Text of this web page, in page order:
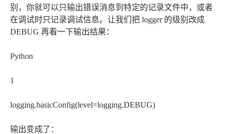
别，你就可以只输出错误消息到特定的记录文件中，或者
在调试时只记录调试信息。让我们把 logger 的级别改成
DEBUG 再看一下输出结果：
Python
1
logging.basicConfig(level=logging.DEBUG)
输出变成了：